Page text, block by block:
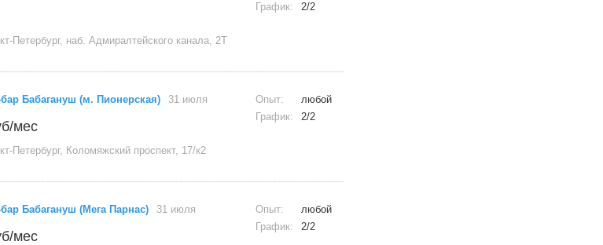
Петербург, наб. Адмиралтейского канала, 2Т
График:
2/2
бар Бабагануш (м. Пионерская) 31 июля
мес
Петербург, Коломяжский проспект, 17/к2
Опыт:
любой
График:
2/2
Бабагануш (Мега Парнас) 31 июля
мес
Опыт:
любой
График:
2/2